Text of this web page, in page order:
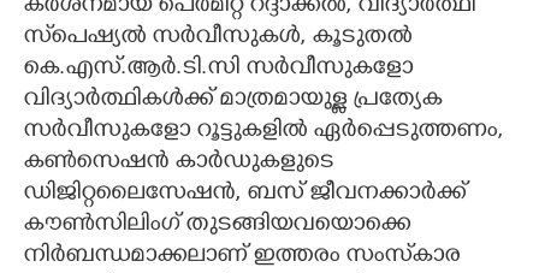
കർശനമായ പെർമിറ്റ് റദ്ദാക്കൽ, വിദ്യാർത്ഥി
സ്‌പെഷ്യൽ സർവീസുകൾ, കൂടുതൽ
കെ.എസ്.ആർ.ടി.സി സർവീസുകളോ
വിദ്യാർത്ഥികൾക്ക് മാത്രമായുള്ള പ്രത്യേക
സർവീസുകളോ റൂട്ടുകളിൽ ഏർപ്പെടുത്തണം,
കൺസെഷൻ കാർഡുകളുടെ
ഡിജിറ്റലൈസേഷൻ, ബസ് ജീവനക്കാർക്ക്
കൗൺസിലിംഗ് തുടങ്ങിയവയൊക്കെ
നിർബന്ധമാക്കലാണ് ഇത്തരം സംസ്‌കാര